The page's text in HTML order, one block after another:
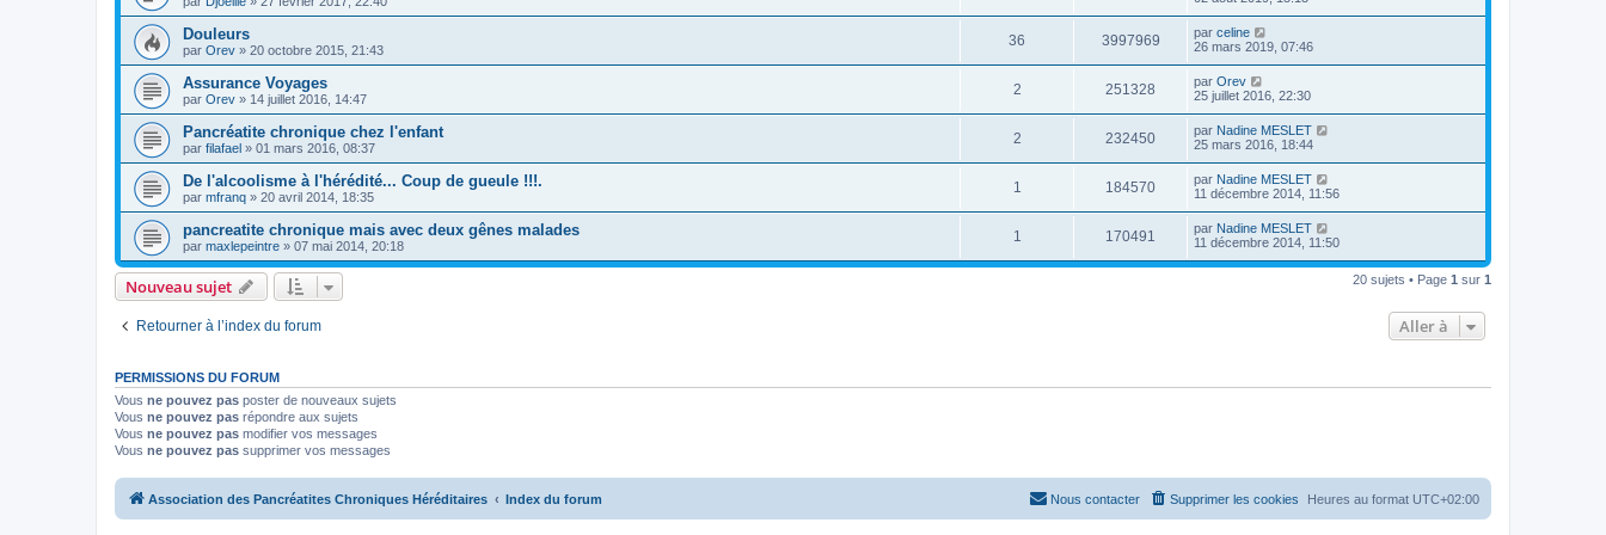
Douleurs
par Orev » 20 octobre 2015, 21:43
36 3997969 par celine
26 mars 2019, 07:46
Assurance Voyages
par Orev » 14 juillet 2016, 14:47
2 251328 par Orev
25 juillet 2016, 22:30
Pancréatite chronique chez l'enfant
par filafael » 01 mars 2016, 08:37
2 232450 par Nadine MESLET
25 mars 2016, 18:44
De l'alcoolisme à l'hérédité... Coup de gueule !!!.
par mfranq » 20 avril 2014, 18:35
1 184570 par Nadine MESLET
11 décembre 2014, 11:56
pancreatite chronique mais avec deux gênes malades
par maxlepeintre » 07 mai 2014, 20:18
1 170491 par Nadine MESLET
11 décembre 2014, 11:50
Nouveau sujet 20 sujets • Page 1 sur 1
Retourner à l’index du forum Aller à
PERMISSIONS DU FORUM
Vous ne pouvez pas poster de nouveaux sujets
Vous ne pouvez pas répondre aux sujets
Vous ne pouvez pas modifier vos messages
Vous ne pouvez pas supprimer vos messages
Association des Pancréatites Chroniques Héréditaires Index du forum Heures au format UTC+02:00
Supprimer les cookies
Nous contacter